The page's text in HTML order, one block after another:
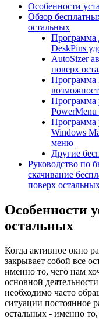
Особенности
Обзор
остальных
Программа
DeskPins
AutoSizer
поверх
Программа
Программа
Программа
Windows
меню
Другие
Руководство по
скачивание
поверх
Особенности
остальных
Когда активное окно
закрывает собой все
именно то, чего нам
основной
необходимо часто
ситуации постоянное
остальных - именно